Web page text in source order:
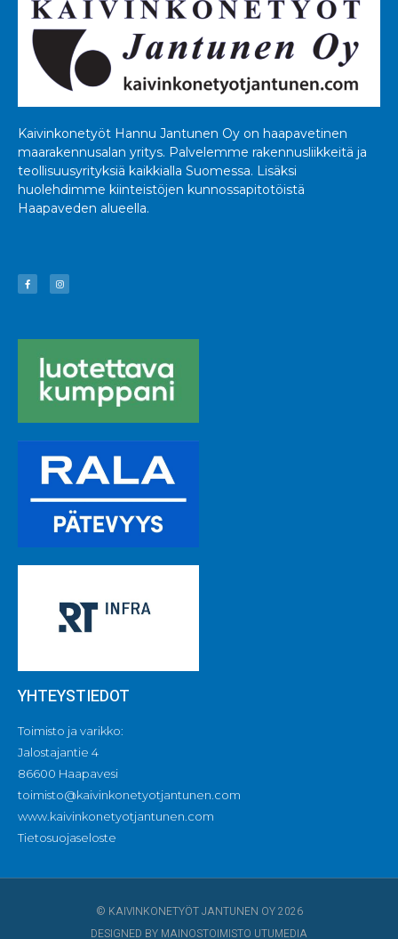
Kaivinkonetyöt Hannu Jantunen Oy on haapavetinen
maarakennusalan yritys. Palvelemme rakennusliikkeitä ja
teollisuusyrityksiä kaikkialla Suomessa. Lisäksi
huolehdimme kiinteistöjen kunnossapitotöistä
Haapaveden alueella.
YHTEYSTIEDOT
Toimisto ja varikko:
Jalostajantie 4
86600 Haapavesi
toimisto@kaivinkonetyotjantunen.com
www.kaivinkonetyotjantunen.com
Tietosuojaseloste
© KAIVINKONETYÖT JANTUNEN OY 2026
DESIGNED BY MAINOSTOIMISTO UTUMEDIA